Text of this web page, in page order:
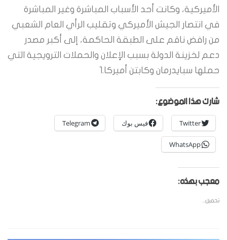
الأميركية، وكانت أحد الأسباب المباشرة وغير المباشرة
في انتصار الجيش الأميركي وتقليب الرأي العام الشعبي
من رافض ناقم على الطبقة الحاكمة، إلى أكبر مصدر
دعم لخزينة الدولة بسبب الإعلان والحملات الترويجية التي
حملها سبايدرمان وكابتن أميركا.1
شارك هذا الموضوع:
Twitter فيس بوك Telegram
WhatsApp
معجب بهذه:
تحميل...